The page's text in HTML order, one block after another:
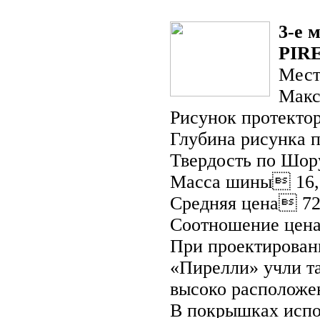
3-е
Рисунок
Глубина рисунка
Твердость по
Масса шины
Средняя цена
Соотношение
При
«Пирелли» учли
высоко
В покрышках